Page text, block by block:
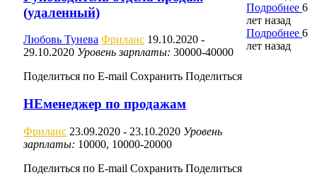
(удаленный)
Любовь Тунева Фриланс 19.10.2020 -
29.10.2020 Уровень зарплаты: 30000-40000
Поделиться по E-mail Сохранить Поделиться
НЕменеджер по продажам
Фриланс 23.09.2020 - 23.10.2020 Уровень
зарплаты: 10000, 10000-20000
Поделиться по E-mail Сохранить Поделиться
Подробнее6
лет назад
Подробнее6
лет назад